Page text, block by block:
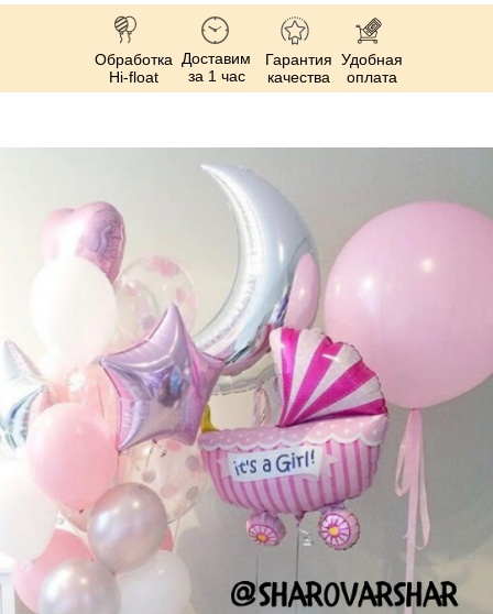
Обработка
Hi-float
Доставим
за 1 час
Гарантия
качества
Удобная
оплата